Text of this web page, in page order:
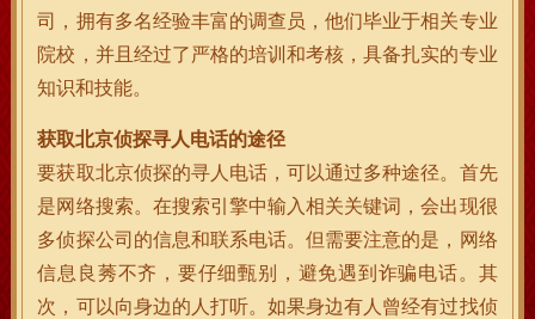
司，拥有多名经验丰富的调查员，他们毕业于相关专业
院校，并且经过了严格的培训和考核，具备扎实的专业
知识和技能。
获取北京侦探寻人电话的途径
要获取北京侦探的寻人电话，可以通过多种途径。首先
是网络搜索。在搜索引擎中输入相关关键词，会出现很
多侦探公司的信息和联系电话。但需要注意的是，网络
信息良莠不齐，要仔细甄别，避免遇到诈骗电话。其
次，可以向身边的人打听。如果身边有人曾经有过找侦